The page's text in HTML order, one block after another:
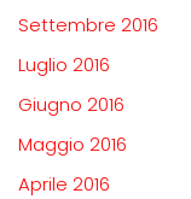
Settembre 2016
Luglio 2016
Giugno 2016
Maggio 2016
Aprile 2016